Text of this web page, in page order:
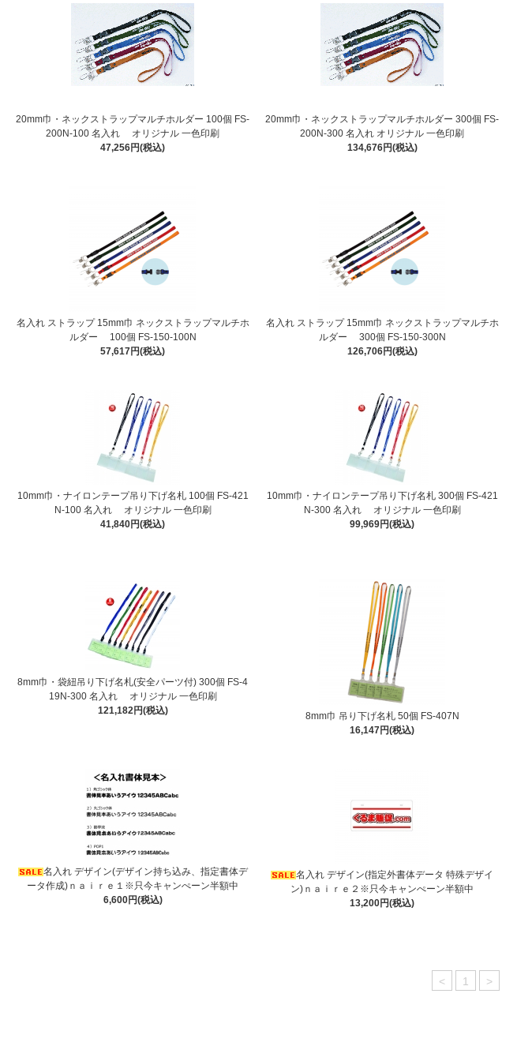
20mm巾・ネックストラップマルチホルダー 100個 FS-
200N-100 名入れ オリジナル 一色印刷
47,256円(税込)
20mm巾・ネックストラップマルチホルダー 300個 FS-
200N-300 名入れ オリジナル 一色印刷
134,676円(税込)
名入れ ストラップ 15mm巾 ネックストラップマルチホ
ルダー 100個 FS-150-100N
57,617円(税込)
名入れ ストラップ 15mm巾 ネックストラップマルチホ
ルダー 300個 FS-150-300N
126,706円(税込)
10mm巾・ナイロンテープ吊り下げ名札 100個 FS-421
N-100 名入れ オリジナル 一色印刷
41,840円(税込)
10mm巾・ナイロンテープ吊り下げ名札 300個 FS-421
N-300 名入れ オリジナル 一色印刷
99,969円(税込)
8mm巾・袋紐吊り下げ名札(安全パーツ付) 300個 FS-4
19N-300 名入れ オリジナル 一色印刷
121,182円(税込)
8mm巾 吊り下げ名札 50個 FS-407N
16,147円(税込)
名入れ デザイン(デザイン持ち込み、指定書体デ
ータ作成)ｎａｉｒｅ１※只今キャンぺーン半額中
6,600円(税込)
名入れ デザイン(指定外書体データ 特殊デザイ
ン)ｎａｉｒｅ２※只今キャンぺーン半額中
13,200円(税込)
< 1 >